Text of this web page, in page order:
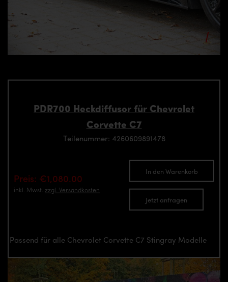
PDR700 Heckdiffusor für Chevrolet
Corvette C7
Teilenummer: 4260609891478
Preis: €1,080.00
inkl. Mwst. zzgl. Versandkosten
In den Warenkorb
Jetzt anfragen
Passend für alle Chevrolet Corvette C7 Stingray Modelle